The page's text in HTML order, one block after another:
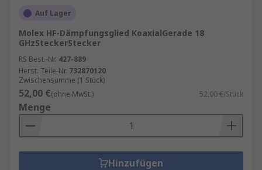
Auf Lager
Molex HF-Dämpfungsglied KoaxialGerade 18
GHzSteckerStecker
RS Best.-Nr. 427-889
Herst. Teile-Nr. 732870120
Zwischensumme (1 Stück)
52,00 €(ohne MwSt.) 52,00 €/Stück
Menge
Hinzufügen